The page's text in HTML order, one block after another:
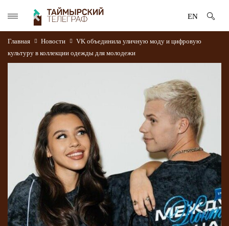
EN
Главная Новости
VK объединила уличную моду и цифровую
культуру в коллекции одежды для молодежи